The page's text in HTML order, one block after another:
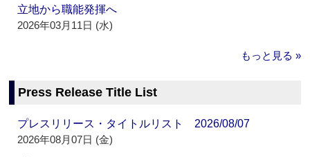
立地から職能発揮へ
2026年03月11日 (水)
もっと見る »
Press Release Title List
プレスリリース・タイトルリスト 2026/08/07
2026年08月07日 (金)